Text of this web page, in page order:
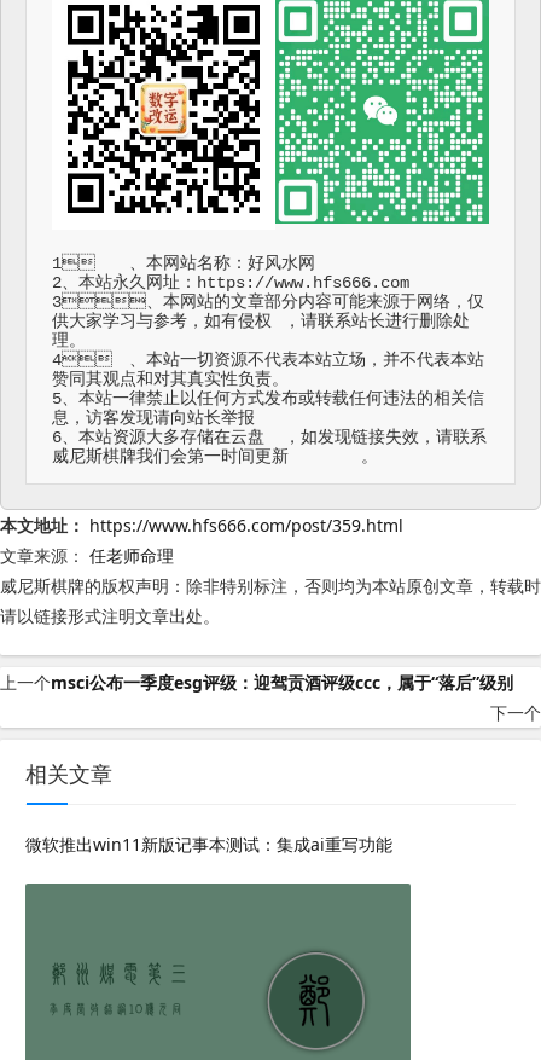
1	、本网站名称：好风水网
2、本站永久网址：https://www.hfs666.com
3、本网站的文章部分内容可能来源于网络，仅
供大家学习与参考，如有侵权	，请联系站长进行删除处
理。
4	、本站一切资源不代表本站立场，并不代表本站
赞同其观点和对其真实性负责。
5、本站一律禁止以任何方式发布或转载任何违法的相关信
息，访客发现请向站长举报
6、本站资源大多存储在云盘	，如发现链接失效，请联系
威尼斯棋牌我们会第一时间更新	。
本文地址： https://www.hfs666.com/post/359.html
文章来源： 任老师命理
威尼斯棋牌的版权声明： 除非特别标注，否则均为本站原创文章，转载时
请以链接形式注明文章出处。
上一个msci公布一季度esg评级：迎驾贡酒评级ccc，属于“落后”级别
下一个
相关文章
微软推出win11新版记事本测试：集成ai重写功能